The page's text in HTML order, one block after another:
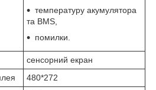
температуру акумулятора
та BMS,
помилки.
сенсорний екран
480*272